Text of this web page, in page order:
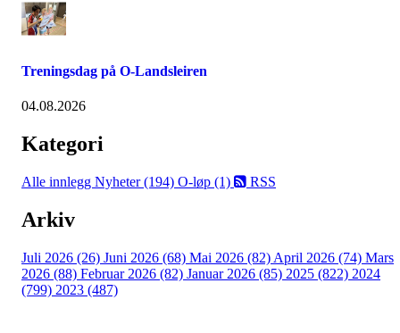
Treningsdag på O-Landsleiren
04.08.2026
Kategori
Alle innlegg Nyheter (194) O-løp (1) RSS
Arkiv
Juli 2026 (26) Juni 2026 (68) Mai 2026 (82) April 2026 (74) Mars
2026 (88) Februar 2026 (82) Januar 2026 (85) 2025 (822) 2024
(799) 2023 (487)